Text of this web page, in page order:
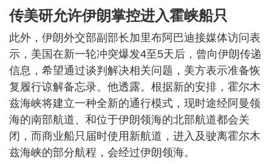
传美研允许伊朗掌控进入霍峡船只
此外，伊朗外交部副部长加里布阿巴迪接媒体访问表
示，美国在新一轮冲突爆发4至5天后，曾向伊朗传递
信息，希望通过谈判解决相关问题，美方表示准备恢
复履行谅解备忘录。他透露。根据新的安排，霍尔木
兹海峡将建立一种全新的通行模式，现时途经阿曼领
海的南部航道、和位于伊朗领海的北部航道都会关
闭，而商业船只届时使用新航道，进入及驶离霍尔木
兹海峡的部分航程，会经过伊朗领海。